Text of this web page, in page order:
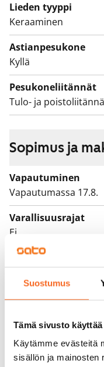
Suostumus
Tämä sivusto
Käytämme evästeitä
sisällön ja mainosten
Lieden tyyppi
Keraaminen
Astianpesukone
Kyllä
Pesukoneliitännät
Tulo- ja
Sopimus ja
Vapautuminen
Vapautumassa 17.8.
Varallisuusrajat
Ei
Vuokra
779 €/kk
Vuokravakuus
Toistaiseksi